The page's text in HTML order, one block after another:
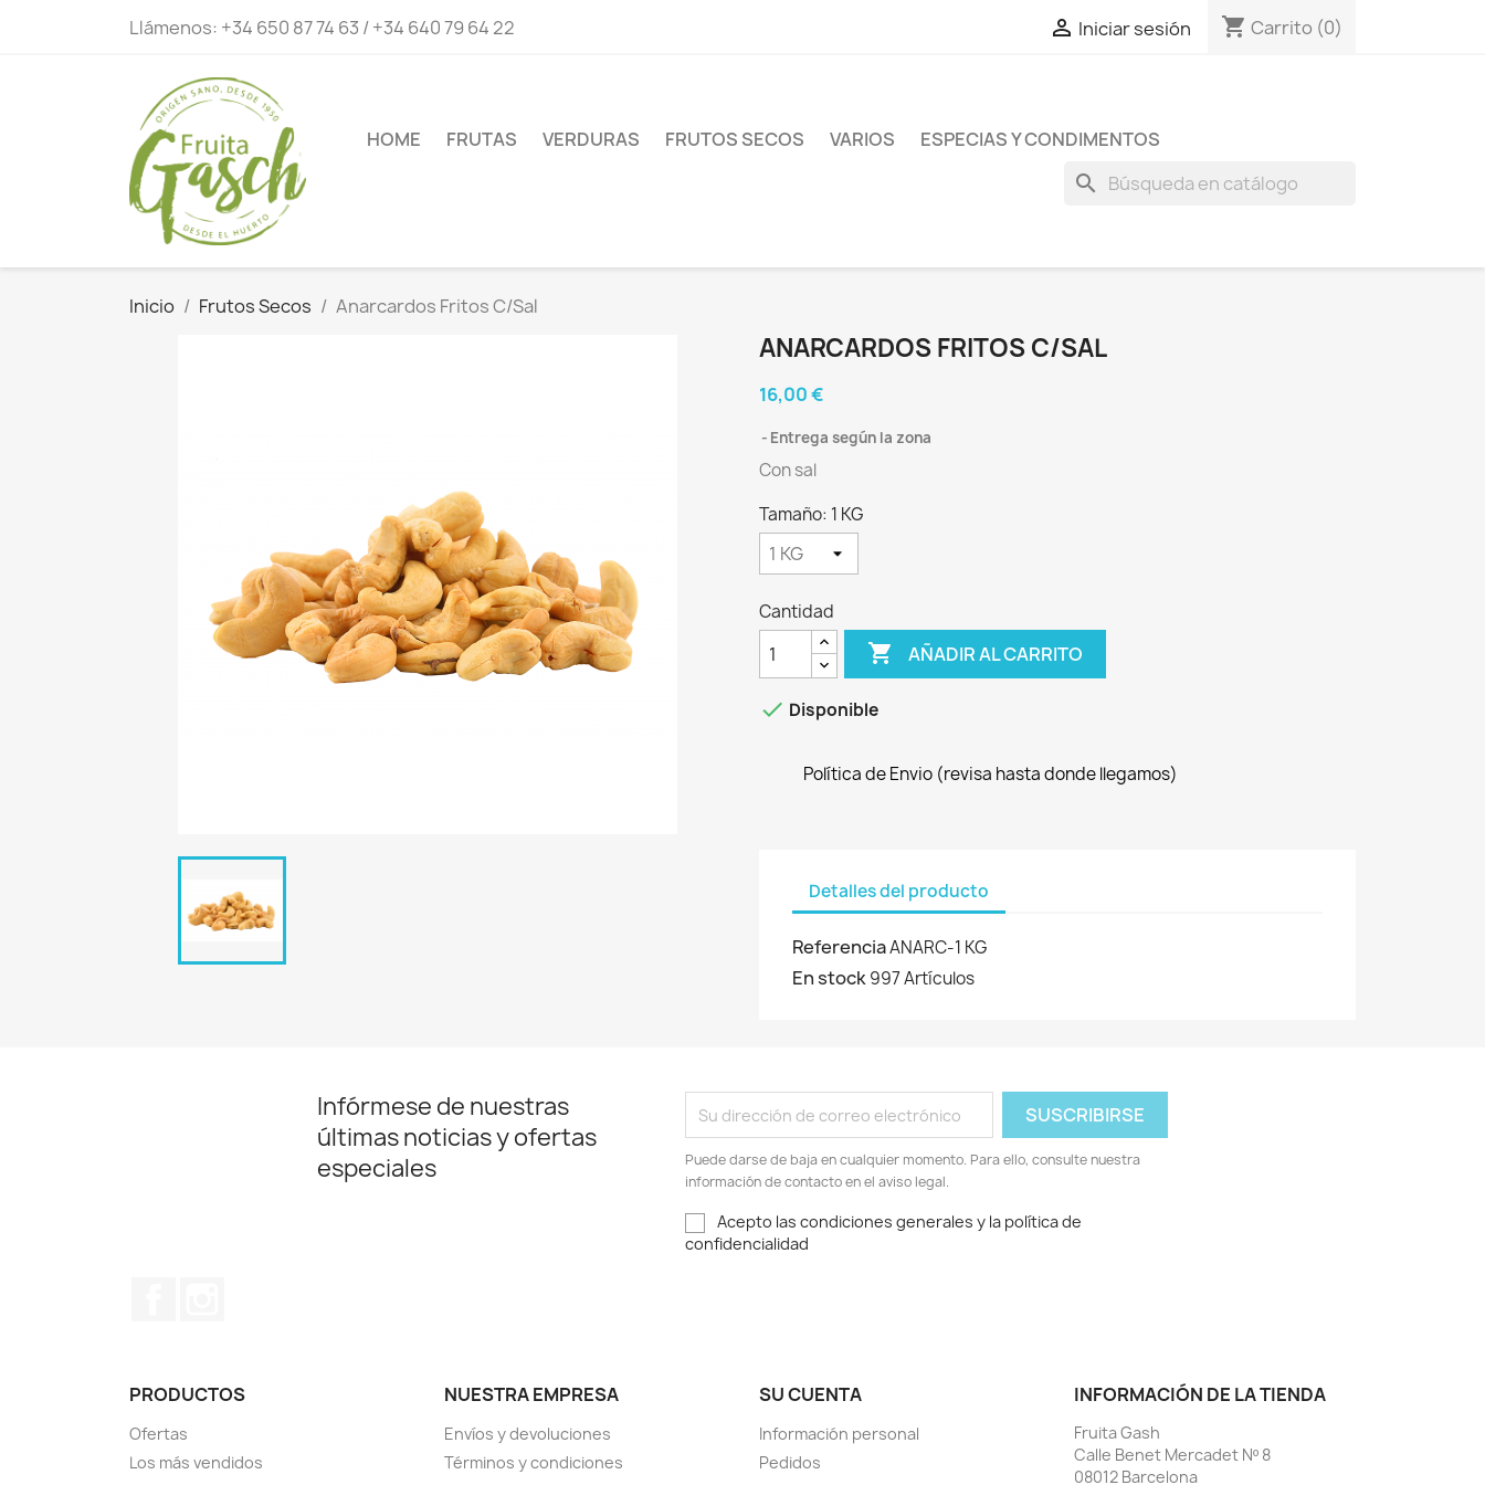
Llámenos: +34 650 87 74 63 / +34 640 79 64 22  Iniciar sesión shopping_cart Carrito (0)
HOME FRUTAS VERDURAS FRUTOS SECOS VARIOS ESPECIAS Y CONDIMENTOS
search
Inicio Frutos Secos Anarcardos Fritos C/Sal
ANARCARDOS FRITOS C/SAL
16,00 €
Entrega según la zona
Con sal
Tamaño: 1 KG
Cantidad
 AÑADIR AL CARRITO
 Disponible
Política de Envio (revisa hasta donde llegamos)
Detalles del producto
ReferenciaANARC-1 KG
En stock997 Artículos
Infórmese de nuestras
últimas noticias y ofertas
especiales
Puede darse de baja en cualquier momento. Para ello, consulte nuestra
información de contacto en el aviso legal.
Acepto las condiciones generales y la política de
confidencialidad
PRODUCTOS
Ofertas
Los más vendidos
NUESTRA EMPRESA
Envíos y devoluciones
Términos y condiciones
SU CUENTA
Información personal
Pedidos
INFORMACIÓN DE LA TIENDA
Fruita Gash
Calle Benet Mercadet Nº 8
08012 Barcelona